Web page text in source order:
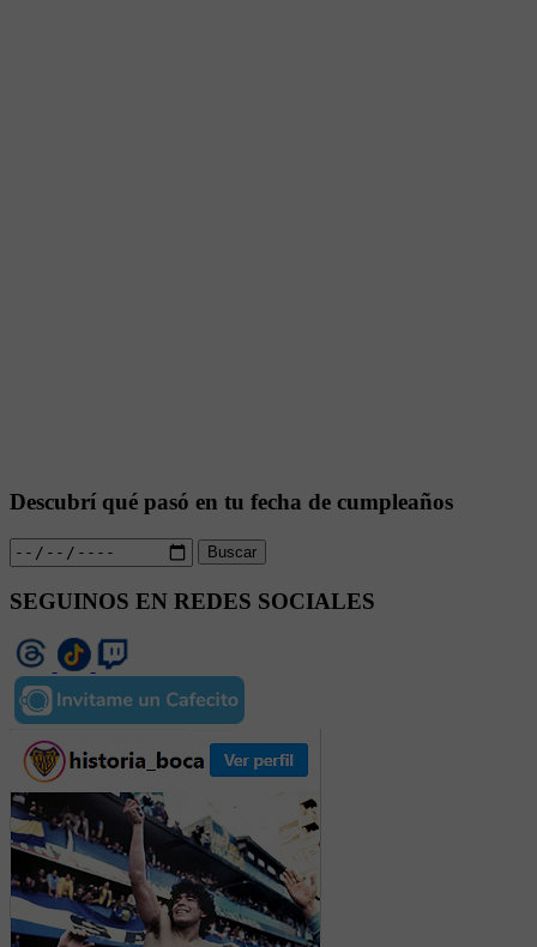
Descubrí qué pasó en tu fecha de cumpleaños
Buscar
SEGUINOS EN REDES SOCIALES